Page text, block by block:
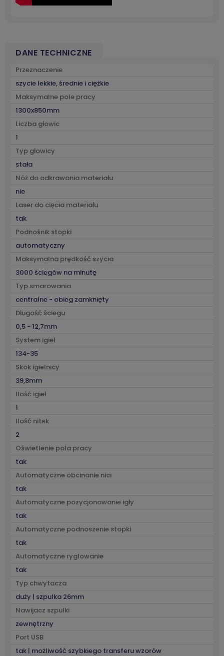
DANE TECHNICZNE
Przeznaczenie
szycie lekkie, średnie i ciężkie
Maksymalne pole pracy
1300x850mm
Liczba głowic
1
Typ głowicy
stała
Nóż do odkrawania materiału
nie
Laser do cięcia materiału
tak
Podnośnik stopki
automatyczny
Maksymalna prędkość szycia
3000 ściegów na minutę
Typ smarowania
centralne - obieg zamknięty
Długość ściegu
0,5 - 12,7mm
System igieł
134-35
Skok igielnicy
39,8mm
Ilość igieł
1
Ilość nitek
2
Oświetlenie pola pracy
tak
Automatyczne obcinanie nici
tak
Automatyczne pozycjonowanie igły
tak
Automatyczne podnoszenie stopki
tak
Automatyczne ryglowanie
tak
Typ chwytacza
duży | szpulka 26mm
Nawijacz szpulki
zewnętrzny
Port USB
tak | możliwość szybkiego transferu wzorów